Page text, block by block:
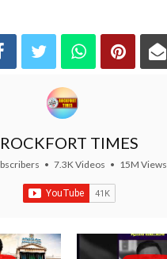
ROCKFORT TIMES
• 7.3K Videos • 15M Views